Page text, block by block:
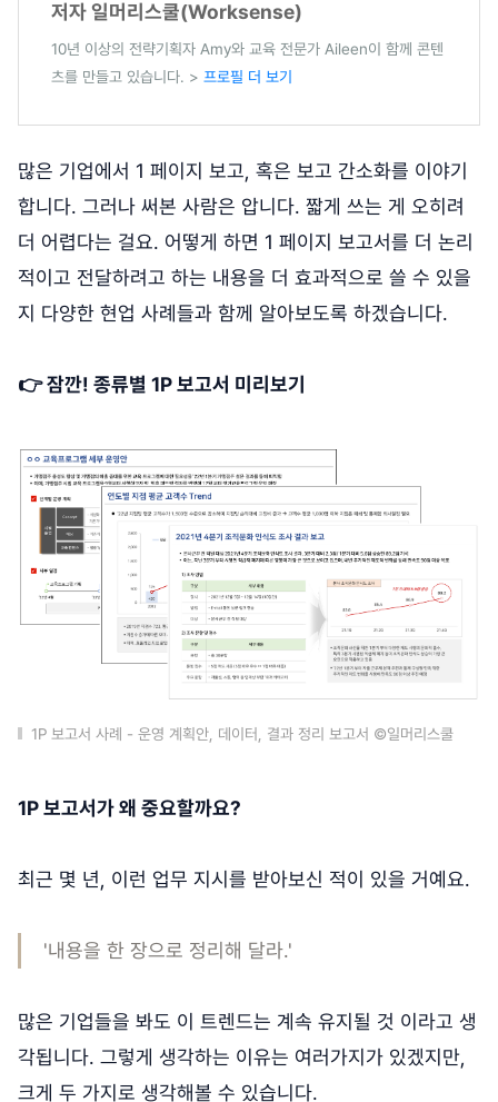
저자 일머리스쿨(Worksense)
10년 이상의 전략기획자 Amy와 교육 전문가 Aileen이 함께 콘텐
츠를 만들고 있습니다. > 프로필 더 보기
많은 기업에서 1 페이지 보고, 혹은 보고 간소화를 이야기
합니다. 그러나 써본 사람은 압니다. 짧게 쓰는 게 오히려
더 어렵다는 걸요. 어떻게 하면 1 페이지 보고서를 더 논리
적이고 전달하려고 하는 내용을 더 효과적으로 쓸 수 있을
지 다양한 현업 사례들과 함께 알아보도록 하겠습니다.
👉 잠깐! 종류별 1P 보고서 미리보기
1P 보고서 사례 - 운영 계획안, 데이터, 결과 정리 보고서 ©일머리스쿨
1P 보고서가 왜 중요할까요?
최근 몇 년, 이런 업무 지시를 받아보신 적이 있을 거예요.
'내용을 한 장으로 정리해 달라.'
많은 기업들을 봐도 이 트렌드는 계속 유지될 것 이라고 생
각됩니다. 그렇게 생각하는 이유는 여러가지가 있겠지만,
크게 두 가지로 생각해볼 수 있습니다.